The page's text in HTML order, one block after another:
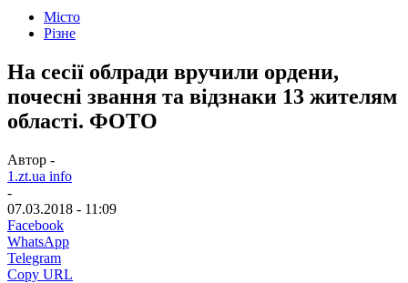
Місто
Різне
На сесії облради вручили ордени,
почесні звання та відзнаки 13 жителям
області. ФОТО
Автор -
1.zt.ua info
-
07.03.2018 - 11:09
Facebook
WhatsApp
Telegram
Copy URL